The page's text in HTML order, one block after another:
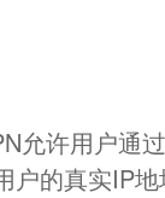
允许用户通
户的真实IP地